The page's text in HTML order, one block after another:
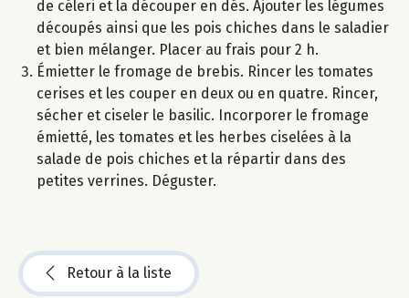
de céleri et la découper en dés. Ajouter les légumes
découpés ainsi que les pois chiches dans le saladier
et bien mélanger. Placer au frais pour 2 h.
Émietter le fromage de brebis. Rincer les tomates
cerises et les couper en deux ou en quatre. Rincer,
sécher et ciseler le basilic. Incorporer le fromage
émietté, les tomates et les herbes ciselées à la
salade de pois chiches et la répartir dans des
petites verrines. Déguster.
Retour à la liste